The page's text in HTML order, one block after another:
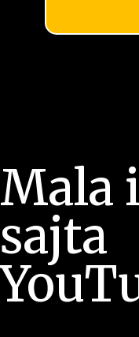
Mala
sajta